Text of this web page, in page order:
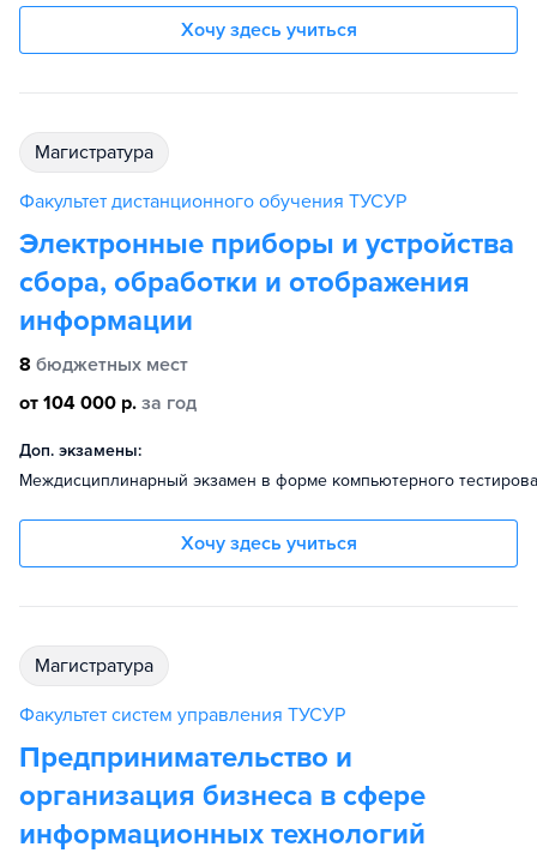
Хочу здесь учиться
магистратура
Факультет дистанционного обучения ТУСУР
Электронные приборы и устройства
сбора, обработки и отображения
информации
8 бюджетных мест
от 104 000 р. за год
Доп. экзамены:
Междисциплинарный экзамен в форме компьютерного
Хочу здесь учиться
магистратура
Факультет систем управления ТУСУР
Предпринимательство и
организация бизнеса в сфере
информационных технологий